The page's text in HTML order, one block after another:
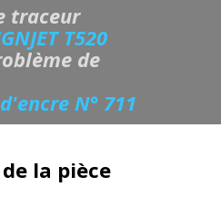
traceur
T520
de
N° 711
la pièce